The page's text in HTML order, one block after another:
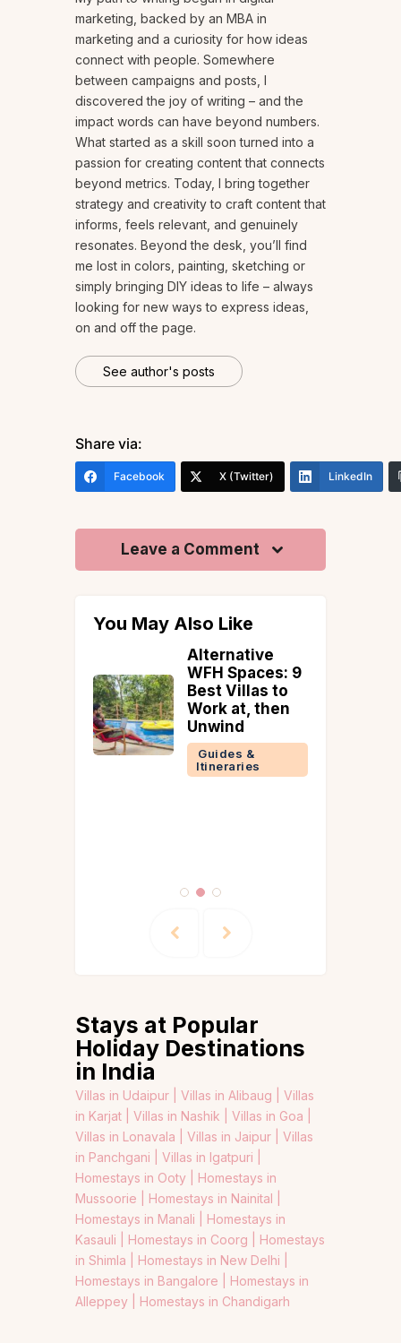
marketing, backed by an MBA in
marketing and a curiosity for how ideas
connect with people. Somewhere
between campaigns and posts, I
discovered the joy of writing – and the
impact words can have beyond numbers.
What started as a skill soon turned into a
passion for creating content that connects
beyond metrics. Today, I bring together
strategy and creativity to craft content that
informs, feels relevant, and genuinely
resonates. Beyond the desk, you’ll find
me lost in colors, painting, sketching or
simply bringing DIY ideas to life – always
looking for new ways to express ideas,
on and off the page.
See author's posts
Share via:
Facebook X (Twitter) LinkedIn
Leave a Comment
You May Also Like
Alternative
WFH Spaces: 9
Best Villas to
Work at, then
Unwind
Guides &
Itineraries
Stays at Popular
Holiday Destinations
in India
Villas in Udaipur | Villas in Alibaug | Villas
in Karjat | Villas in Nashik | Villas in Goa |
Villas in Lonavala | Villas in Jaipur | Villas
in Panchgani | Villas in Igatpuri |
Homestays in Ooty | Homestays in
Mussoorie | Homestays in Nainital |
Homestays in Manali | Homestays in
Kasauli | Homestays in Coorg | Homestays
in Shimla | Homestays in New Delhi |
Homestays in Bangalore | Homestays in
Alleppey | Homestays in Chandigarh